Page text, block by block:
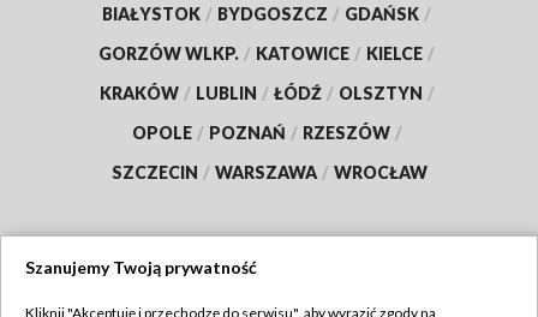
BIAŁYSTOK / BYDGOSZCZ / GDAŃSK /
GORZÓW WLKP. / KATOWICE / KIELCE /
KRAKÓW / LUBLIN / ŁÓDŹ / OLSZTYN /
OPOLE / POZNAŃ / RZESZÓW /
SZCZECIN / WARSZAWA / WROCŁAW
Szanujemy Twoją prywatność
Kliknij "Akceptuję i przechodzę do serwisu", aby wyrazić zgody na